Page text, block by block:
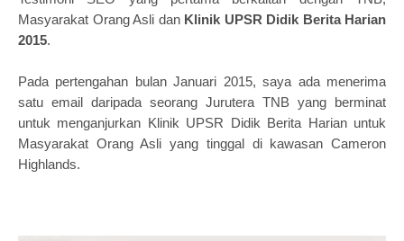
Masyarakat Orang Asli dan Klinik UPSR Didik Berita Harian
2015.
Pada pertengahan bulan Januari 2015, saya ada menerima
satu email daripada seorang Jurutera TNB yang berminat
untuk menganjurkan Klinik UPSR Didik Berita Harian untuk
Masyarakat Orang Asli yang tinggal di kawasan Cameron
Highlands.